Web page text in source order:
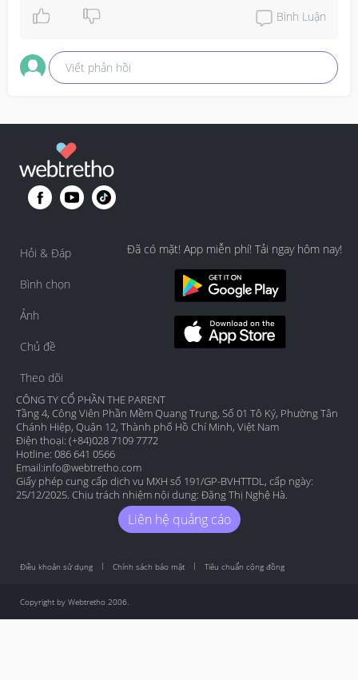
Bình Luận
Viết phản hồi
Hỏi & Đáp
Bình chọn
Ảnh
Chủ đề
Theo dõi
Đã có mặt! App miễn phí! Tải ngay hôm nay!
CÔNG TY CỔ PHẦN THE PARENT
Tầng 4, Công Viên Phần Mềm Quang Trung, Số 01 Tô Ký, Phường Tân
Chánh Hiệp, Quận 12, Thành phố Hồ Chí Minh, Việt Nam
Điện thoại: (+84)028 7109 7772
Hotline: 086 641 0566
Email:info@webtretho.com
Giấy phép cung cấp dịch vụ MXH số 191/GP-BVHTTDL, cấp ngày:
25/12/2025. Chịu trách nhiệm nội dung: Đặng Thị Nghệ Hà.
Liên hệ quảng cáo
Copyright by Webtretho 2006.
Điều khoản sử dụng Chính sách bảo mật Tiêu chuẩn cộng đồng